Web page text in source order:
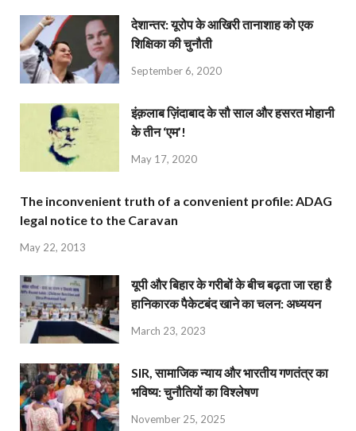
देशान्‍तर: यूरोप के आखिरी तानाशाह को एक
शिक्षिका की चुनौती
September 6, 2020
इंक़लाब ज़िंदाबाद के सौ साल और हसरत मोहानी
के तीन ‘एम’!
May 17, 2020
The inconvenient truth of a convenient profile: ADAG
legal notice to the Caravan
May 22, 2013
यूपी और बिहार के गरीबों के बीच बढ़ता जा रहा है
हानिकारक पैकेटबंद खाने का चलन: अध्ययन
March 23, 2023
SIR, सामाजिक न्याय और भारतीय गणतंत्र का
भविष्य: चुनौतियों का विश्लेषण
November 25, 2025